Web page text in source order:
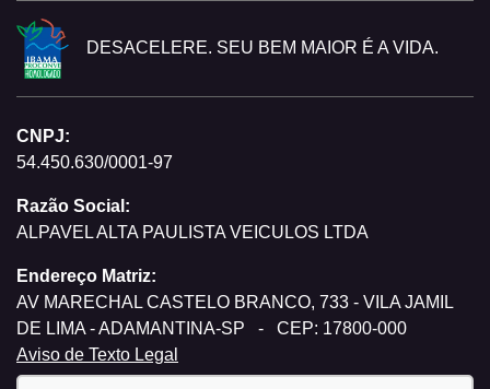
DESACELERE. SEU BEM MAIOR É A VIDA.
CNPJ:
54.450.630/0001-97
Razão Social:
ALPAVEL ALTA PAULISTA VEICULOS LTDA
Endereço Matriz:
AV MARECHAL CASTELO BRANCO, 733 - VILA JAMIL
DE LIMA - ADAMANTINA-SP
-
CEP: 17800-000
Aviso de Texto Legal